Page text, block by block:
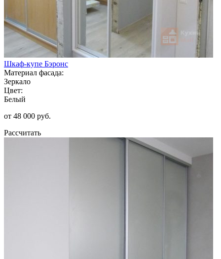
Шкаф-купе Бэронс
Материал фасада:
Зеркало
Цвет:
Белый
от 48 000 руб.
Рассчитать